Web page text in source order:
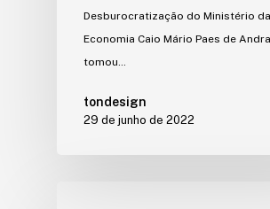
Desburocratização do Ministério da
Economia Caio Mário Paes de
tomou…
tondesign
29 de junho de 2022